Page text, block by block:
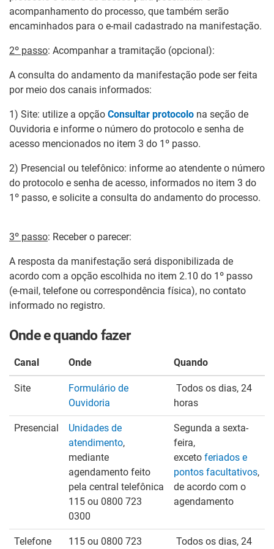
acompanhamento do processo, que também serão
encaminhados para o e-mail cadastrado na manifestação.
2º passo: Acompanhar a tramitação (opcional):
A consulta do andamento da manifestação pode ser feita
por meio dos canais informados:
1) Site: utilize a opção Consultar protocolo na seção de
Ouvidoria e informe o número do protocolo e senha de
acesso mencionados no item 3 do 1º passo.
2) Presencial ou telefônico: informe ao atendente o número
do protocolo e senha de acesso, informados no item 3 do
1º passo, e solicite a consulta do andamento do processo.
3º passo: Receber o parecer:
A resposta da manifestação será disponibilizada de
acordo com a opção escolhida no item 2.10 do 1º passo
(e-mail, telefone ou correspondência física), no contato
informado no registro.
Onde e quando fazer
Canal Onde Quando
Site
Formulário de
Ouvidoria
Todos os dias, 24
horas
Presencial
Unidades de
atendimento,
mediante
agendamento feito
pela central telefônica
115 ou 0800 723
0300
Segunda a sexta-
feira,
exceto feriados e
pontos facultativos,
de acordo com o
agendamento
Telefone
115 ou 0800 723
Todos os dias, 24